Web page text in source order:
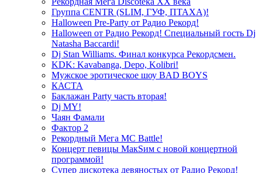
Группа CENTR (SLIM, ГУФ, ПТАХА)!
Halloween Pre-Party от Радио Рекорд!
Halloween от Радио Рекорд! Специальный гость Dj
Natasha Baccardi!
Dj Stan Williams. Финал конкурса Рекордсмен.
KDK: Kavabanga, Depo, Kolibri!
Мужское эротическое шоу BAD BOYS
КАСТА
Баклажан Party часть вторая!
Dj MY!
Чаян Фамали
Фактор 2
Рекордный Мега МС Battle!
Концерт певицы МакSим с новой концертной
программой!
Супер дискотека девяностых от Радио Рекорд!